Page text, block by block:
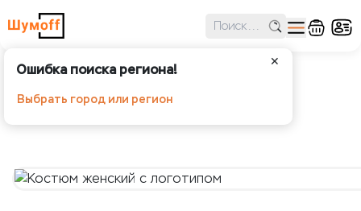
✕
Ошибка поиска региона!
Выбрать город или регион